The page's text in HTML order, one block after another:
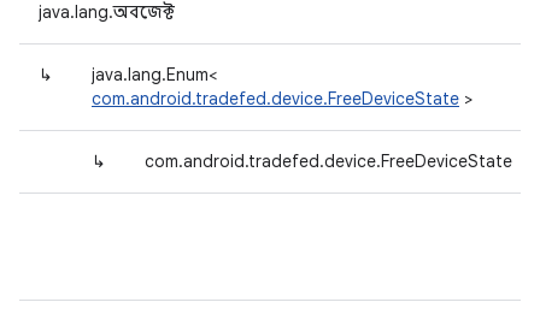
java.lang.অবজেক্ট
↳
java.lang.Enum<
com.android.tradefed.device.FreeDeviceState >
↳ com.android.tradefed.device.FreeDeviceState